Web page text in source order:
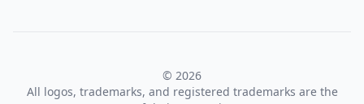
© 2026
All logos, trademarks, and registered trademarks are the